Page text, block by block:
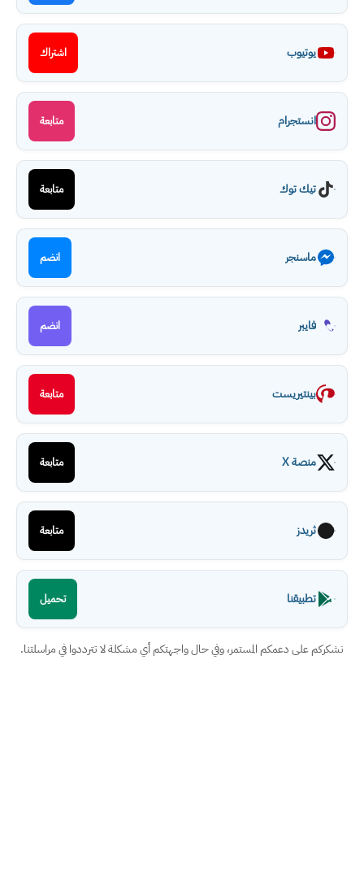
يوتيوب اشتراك
انستجرام متابعة
تيك توك متابعة
ماسنجر انضم
فايبر انضم
بينتيريست متابعة
منصة X متابعة
ثريدز متابعة
تطبيقنا تحميل
نشكركم على دعمكم المستمر، وفي حال واجهتكم أي مشكلة لا تترددوا في مراسلتنا.